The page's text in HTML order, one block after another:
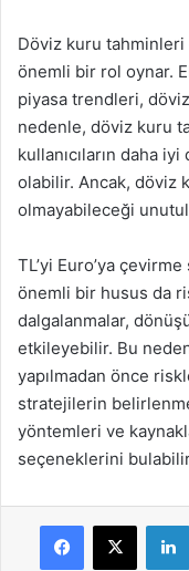
Döviz kuru tahminleri
önemli bir rol oynar.
piyasa trendleri,
nedenle, döviz kuru
kullanıcıların daha iyi
olabilir. Ancak, döviz
olmayabileceği
TL’yi Euro’ya
önemli bir husus da
dalgalanmalar,
etkileyebilir. Bu
yapılmadan önce
stratejilerin
yöntemleri ve
seçeneklerini
Facebook
X